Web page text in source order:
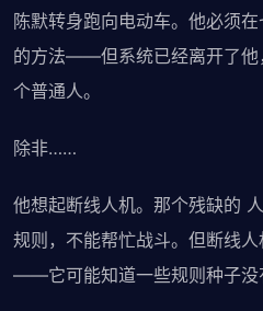
陈默转身跑向电动车。他必须
的方法——但系统已经离开了他
个普通人。
除非……
他想起断线人机。那个残缺的
规则，不能帮忙战斗。但断线
——它可能知道一些规则种子没